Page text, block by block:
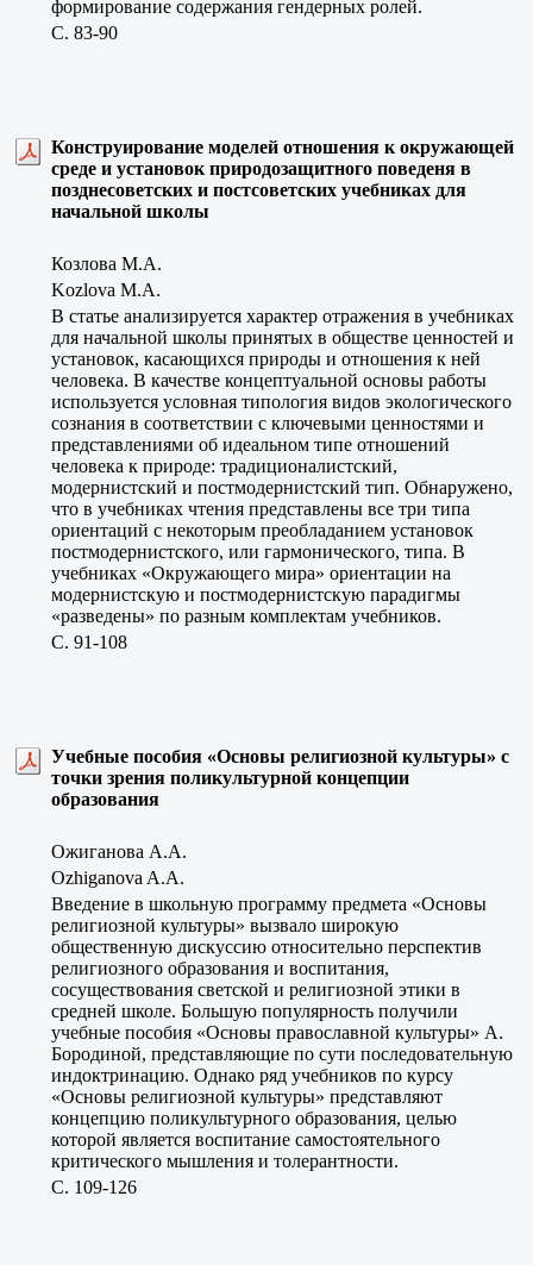
формирование содержания гендерных ролей.
C. 83-90
Конструирование моделей отношения к окружающей
среде и установок природозащитного поведеня в
позднесоветских и постсоветских учебниках для
начальной школы
Козлова М.А.
Kozlova M.A.
В статье анализируется характер отражения в учебниках
для начальной школы принятых в обществе ценностей и
установок, касающихся природы и отношения к ней
человека. В качестве концептуальной основы работы
используется условная типология видов экологического
сознания в соответствии с ключевыми ценностями и
представлениями об идеальном типе отношений
человека к природе: традиционалистский,
модернистский и постмодернистский тип. Обнаружено,
что в учебниках чтения представлены все три типа
ориентаций с некоторым преобладанием установок
постмодернистского, или гармонического, типа. В
учебниках «Окружающего мира» ориентации на
модернистскую и постмодернистскую парадигмы
«разведены» по разным комплектам учебников.
C. 91-108
Учебные пособия «Основы религиозной культуры» с
точки зрения поликультурной концепции
образования
Ожиганова А.А.
Ozhiganova A.A.
Введение в школьную программу предмета «Основы
религиозной культуры» вызвало широкую
общественную дискуссию относительно перспектив
религиозного образования и воспитания,
сосуществования светской и религиозной этики в
средней школе. Большую популярность получили
учебные пособия «Основы православной культуры» А.
Бородиной, представляющие по сути последовательную
индоктринацию. Однако ряд учебников по курсу
«Основы религиозной культуры» представляют
концепцию поликультурного образования, целью
которой является воспитание самостоятельного
критического мышления и толерантности.
C. 109-126